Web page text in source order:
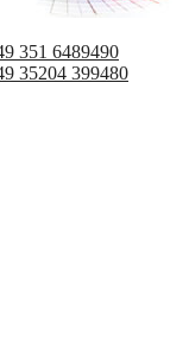
351 6489490
35204 399480